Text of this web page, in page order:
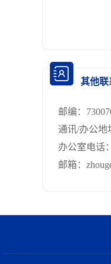
其他联
邮编：
通讯/办公地
办公室电话：
邮箱：